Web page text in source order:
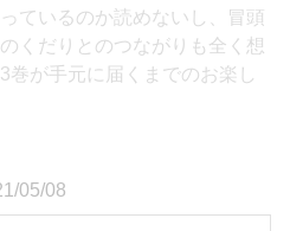
ているのか読めないし、冒頭
くだりとのつながりも全く想
巻が手元に届くまでのお楽し
05/08